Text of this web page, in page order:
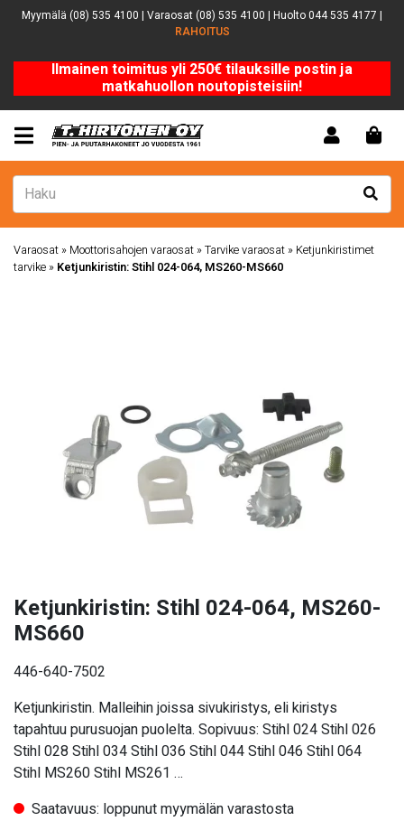
Myymälä (08) 535 4100 | Varaosat (08) 535 4100 | Huolto 044 535 4177 |
RAHOITUS
Ilmainen toimitus yli 250€ tilauksille postin ja
matkahuollon noutopisteisiin!
Varaosat » Moottorisahojen varaosat »Tarvike varaosat » Ketjunkiristimet
tarvike » Ketjunkiristin: Stihl 024-064, MS260-MS660
Ketjunkiristin: Stihl 024-064, MS260-
MS660
446-640-7502
Ketjunkiristin. Malleihin joissa sivukiristys, eli kiristys
tapahtuu purusuojan puolelta. Sopivuus: Stihl 024 Stihl 026
Stihl 028 Stihl 034 Stihl 036 Stihl 044 Stihl 046 Stihl 064
Stihl MS260 Stihl MS261 …
Saatavuus: loppunut myymälän varastosta